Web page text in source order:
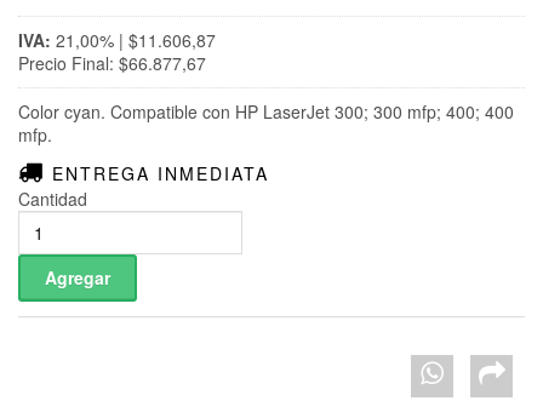
IVA: 21,00% | $11.606,87
Precio Final: $66.877,67
Color cyan. Compatible con HP LaserJet 300; 300 mfp; 400; 400
mfp.
ENTREGA INMEDIATA
Cantidad